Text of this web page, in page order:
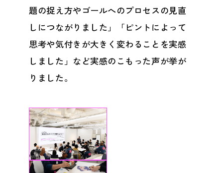
題の捉え方やゴールへのプロセスの見直
しにつながりました」「ピントによって
思考や気付きが大きく変わることを実感
しました」など実感のこもった声が挙が
りました。